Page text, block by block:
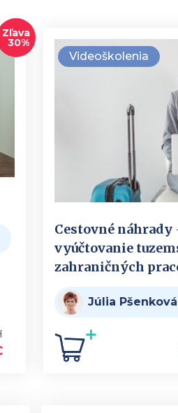
Zľava
30%
Videoškolenia
Cestovné náhrady
vyúčtovanie
zahraničných
Júlia Pšenková